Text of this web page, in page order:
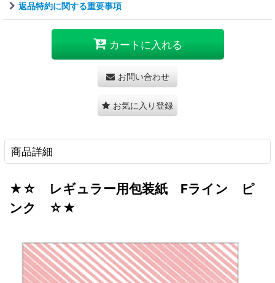
返品特約に関する重要事項
カートに入れる
お問い合わせ
お気に入り登録
商品詳細
★☆ レギュラー用包装紙 Fライン ピ
ンク ☆★